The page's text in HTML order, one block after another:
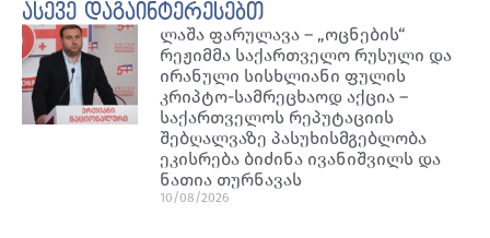
ასევე დაგაინტერესებთ
ლაშა ფარულავა – „ოცნების“
რეჟიმმა საქართველო რუსული და
ირანული სისხლიანი ფულის
კრიპტო-სამრეცხაოდ აქცია –
საქართველოს რეპუტაციის
შებღალვაზე პასუხისმგებლობა
ეკისრება ბიძინა ივანიშვილს და
ნათია თურნავას
10/08/2026